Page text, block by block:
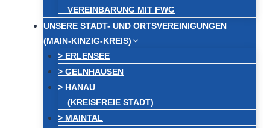
VEREINBARUNG MIT FWG
UNSERE STADT- UND ORTSVEREINIGUNGEN
(MAIN-KINZIG-KREIS)
> ERLENSEE
> GELNHAUSEN
> HANAU
(KREISFREIE STADT)
> MAINTAL